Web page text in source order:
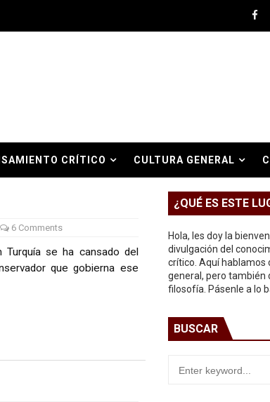
CRÍTICO CULTURA GENERAL
6 Comments
se ha cansado del
que gobierna ese
¿QUÉ ES ESTE
Hola, les doy la
divulgación del
crítico. Aquí hablamos
general, pero también
filosofía. Pásenle a lo
BUSCAR